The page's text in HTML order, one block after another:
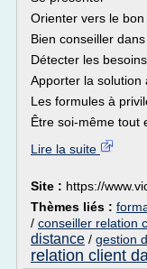
Orienter vers le
Bien conseiller
Détecter les
Apporter la solution
Les formules à
Être soi-même tout
Lire la suite
Site : https://
Thèmes liés :
/ conseiller relation
distance / gestion
relation client